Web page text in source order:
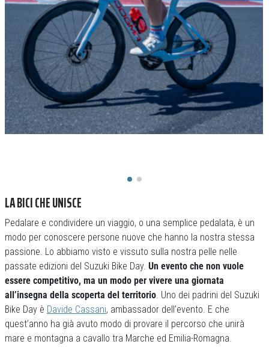
LA BICI CHE UNISCE
Pedalare e condividere un viaggio, o una semplice pedalata, è un
modo per conoscere persone nuove che hanno la nostra stessa
passione. Lo abbiamo visto e vissuto sulla nostra pelle nelle
passate edizioni del Suzuki Bike Day. Un evento che non vuole
essere competitivo, ma un modo per vivere una giornata
all’insegna della scoperta del territorio. Uno dei padrini del Suzuki
Bike Day è Davide Cassani, ambassador dell’evento. E che
quest’anno ha già avuto modo di provare il percorso che unirà
mare e montagna a cavallo tra Marche ed Emilia-Romagna.